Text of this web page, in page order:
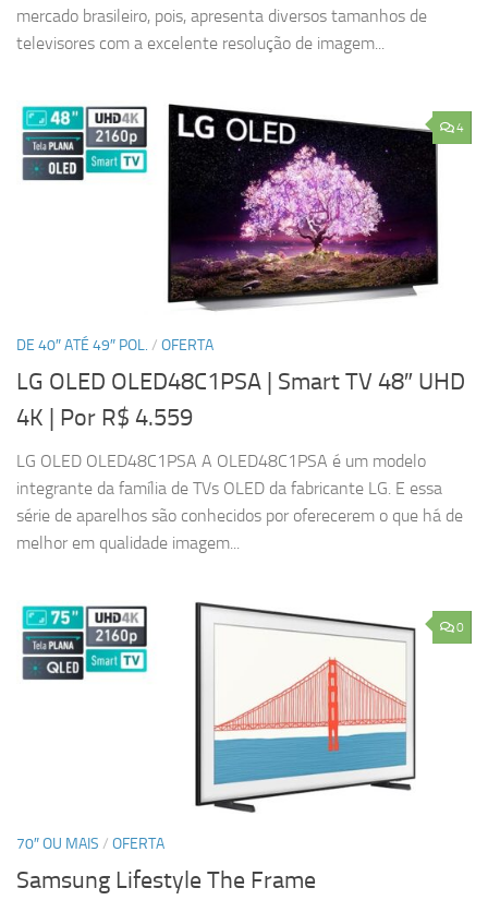
mercado brasileiro, pois, apresenta diversos tamanhos de
televisores com a excelente resolução de imagem...
4
DE 40″ ATÉ 49″ POL. / OFERTA
LG OLED OLED48C1PSA | Smart TV 48″ UHD
4K | Por R$ 4.559
LG OLED OLED48C1PSA A OLED48C1PSA é um modelo
integrante da família de TVs OLED da fabricante LG. E essa
série de aparelhos são conhecidos por oferecerem o que há de
melhor em qualidade imagem...
0
70″ OU MAIS / OFERTA
Samsung Lifestyle The Frame